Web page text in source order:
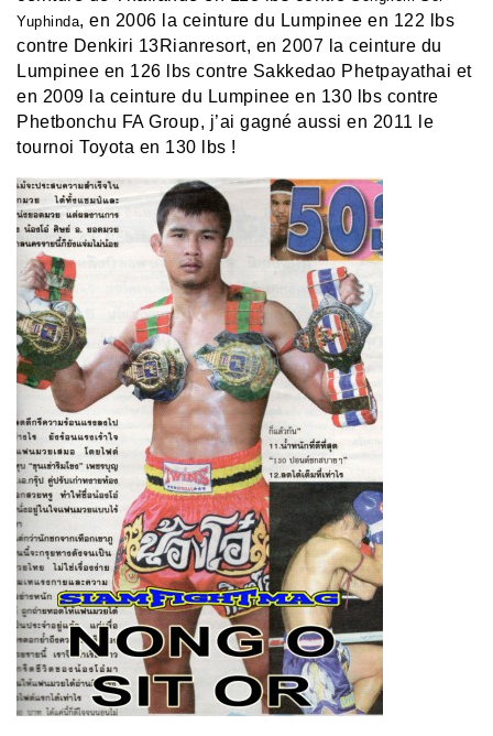
Yuphinda, en 2006 la ceinture du Lumpinee en 122 lbs
contre Denkiri 13Rianresort, en 2007 la ceinture du
Lumpinee en 126 lbs contre Sakkedao Phetpayathai et
en 2009 la ceinture du Lumpinee en 130 lbs contre
Phetbonchu FA Group, j’ai gagné aussi en 2011 le
tournoi Toyota en 130 lbs !